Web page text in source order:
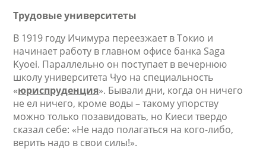
Трудовые университеты
В 1919 году Ичимура переезжает в Токио и
начинает работу в главном офисе банка Saga
Kyoei. Параллельно он поступает в вечернюю
школу университета Чуо на специальность
«юриспруденция». Бывали дни, когда он ничего
не ел ничего, кроме воды – такому упорству
можно только позавидовать, но Киеси твердо
сказал себе: «Не надо полагаться на кого-либо,
верить надо в свои силы!».